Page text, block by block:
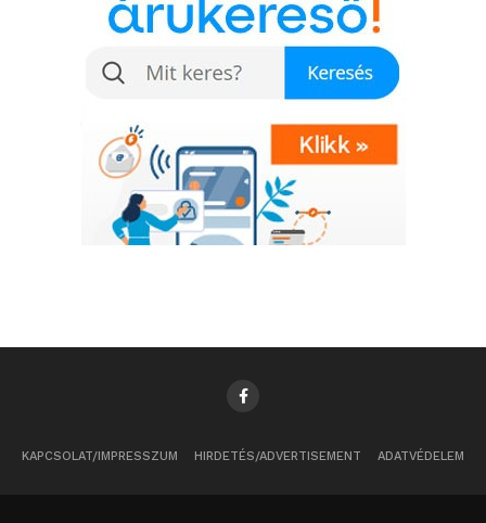
KAPCSOLAT/IMPRESSZUM HIRDETÉS/ADVERTISEMENT ADATVÉDELEM